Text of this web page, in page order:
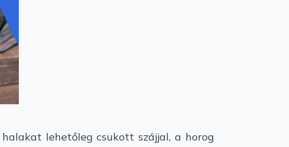
lehetőleg csukott szájjal, a horog